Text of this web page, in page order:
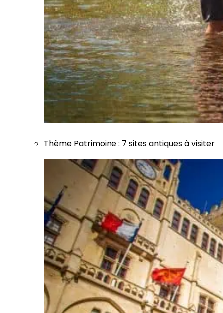
Thème Patrimoine: 7 sites antiques à visiter